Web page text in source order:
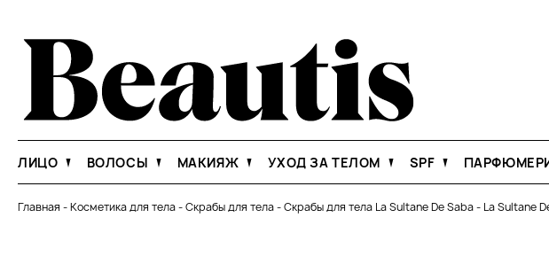
ЛИЦО ВОЛОСЫ МАКИЯЖ УХОД ЗА ТЕЛОМ SPF
Главная -Косметика для тела-Скрабы для тела-Скрабы для тела La Sultane De Saba- La Sultane